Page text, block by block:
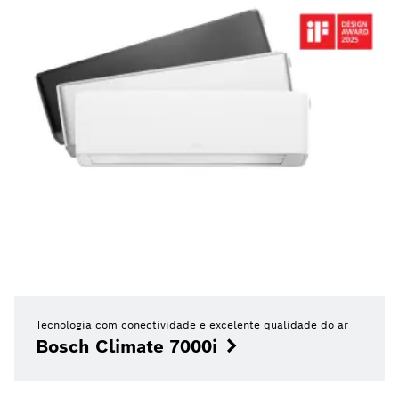
Tecnologia com conectividade e excelente qualidade do ar
Bosch Climate 7000i